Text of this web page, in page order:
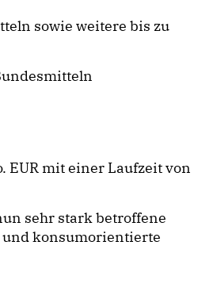
sowie weitere bis zu
EUR mit einer Laufzeit von
sehr stark betroffene
und konsumorientierte